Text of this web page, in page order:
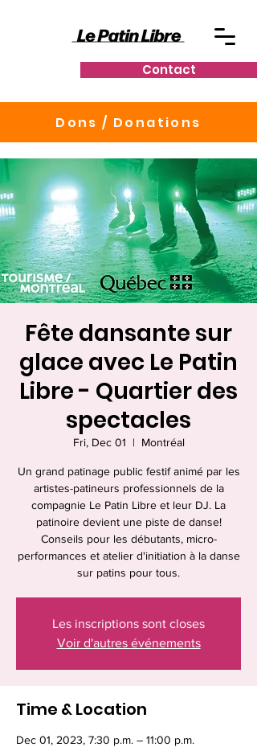
Contact
Dons / Donations
Fête dansante sur
glace avec Le Patin
Libre - Quartier des
spectacles
Fri, Dec 01
  |
Montréal
Un grand patinage public festif animé par les
artistes-patineurs professionnels de la
compagnie Le Patin Libre et leur DJ. La
patinoire devient une piste de danse!
Conseils pour les débutants, micro-
performances et atelier d'initiation à la danse
sur patins pour tous.
Les inscriptions sont closes
Voir d'autres événements
Time & Location
Dec 01, 2023, 7:30 p.m. – 11:00 p.m.